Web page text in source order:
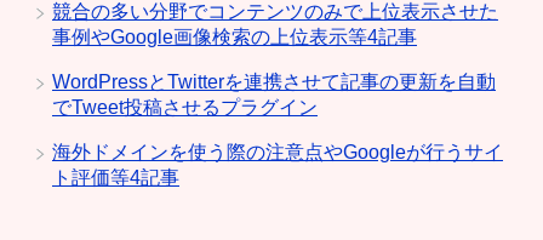
競合の多い分野でコンテンツのみで上位表示させた
事例やGoogle画像検索の上位表示等4記事
WordPressとTwitterを連携させて記事の更新を自動
でTweet投稿させるプラグイン
海外ドメインを使う際の注意点やGoogleが行うサイ
ト評価等4記事